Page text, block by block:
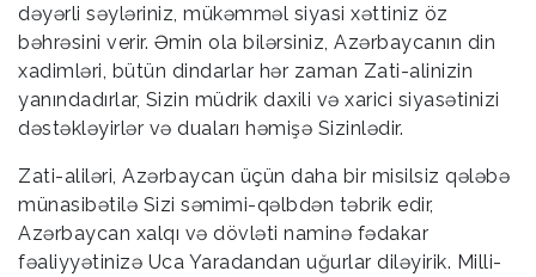
dəyərli səyləriniz, mükəmməl siyasi xəttiniz öz
bəhrəsini verir. Əmin ola bilərsiniz, Azərbaycanın din
xadimləri, bütün dindarlar hər zaman Zati-alinizin
yanındadırlar, Sizin müdrik daxili və xarici siyasətinizi
dəstəkləyirlər və duaları həmişə Sizinlədir.
Zati-aliləri, Azərbaycan üçün daha bir misilsiz qələbə
münasibətilə Sizi səmimi-qəlbdən təbrik edir,
Azərbaycan xalqı və dövləti naminə fədakar
fəaliyyətinizə Uca Yaradandan uğurlar diləyirik. Milli-